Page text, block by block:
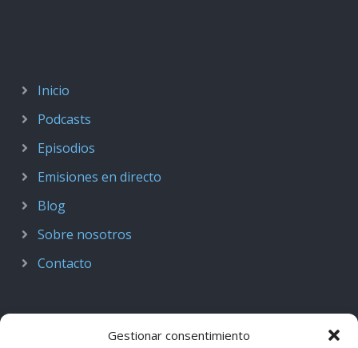
Gestionar consentimiento
Inicio
Podcasts
Episodios
Emisiones en directo
Blog
Sobre nosotros
Contacto